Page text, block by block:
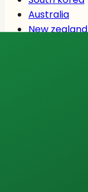
Australia
New zealand